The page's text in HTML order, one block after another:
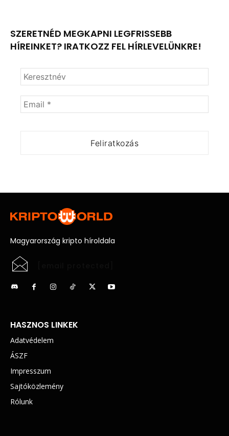
SZERETNÉD MEGKAPNI LEGFRISSEBB
HÍREINKET? IRATKOZZ FEL HÍRLEVELÜNKRE!
Magyarország kripto híroldala
HASZNOS LINKEK
Adatvédelem
ÁSZF
Impresszum
Sajtóközlemény
Rólunk